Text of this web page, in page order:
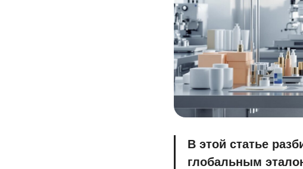
В этой статье
глобальным